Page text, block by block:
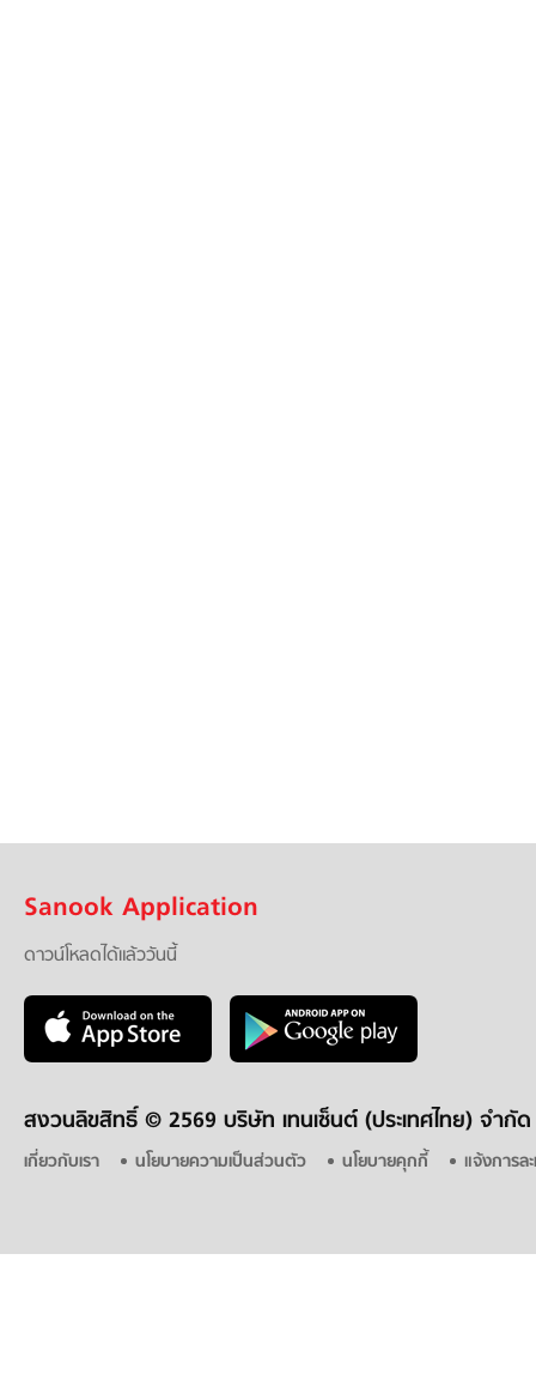
Sanook Application
ดาวน์โหลดได้แล้ววันนี้
สงวนลิขสิทธิ์ © 2569 บริษัท เทนเซ็นต์ (ประเทศไทย) จำกัด
เกี่ยวกับเรา นโยบายความเป็นส่วนตัว นโยบายคุกกี้ แจ้งการล